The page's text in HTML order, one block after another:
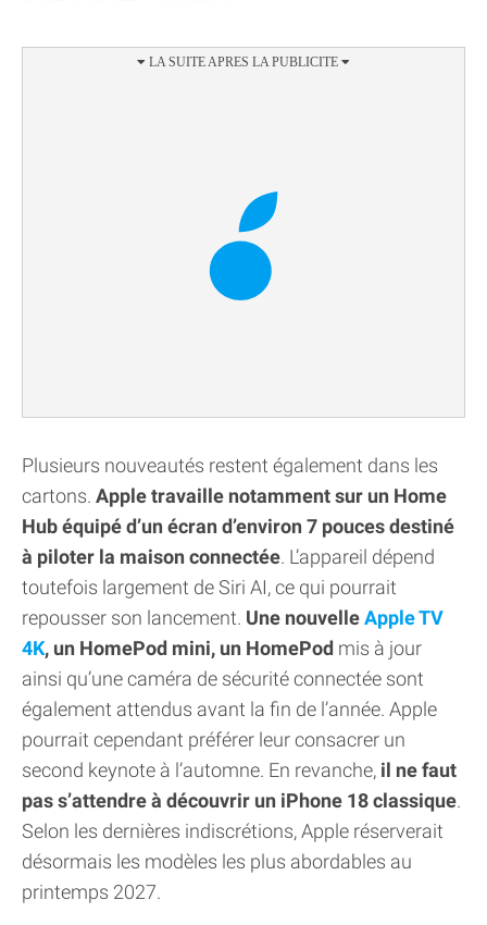
Plusieurs nouveautés restent également dans les
cartons. Apple travaille notamment sur un Home
Hub équipé d’un écran d’environ 7 pouces destiné
à piloter la maison connectée. L’appareil dépend
toutefois largement de Siri AI, ce qui pourrait
repousser son lancement. Une nouvelleApple TV
4K, un HomePod mini, un HomePod mis à jour
ainsi qu’une caméra de sécurité connectée sont
également attendus avant la fin de l’année. Apple
pourrait cependant préférer leur consacrer un
second keynote à l’automne. En revanche, il ne faut
pas s’attendre à découvrir un iPhone 18 classique.
Selon les dernières indiscrétions, Apple réserverait
désormais les modèles les plus abordables au
printemps 2027.